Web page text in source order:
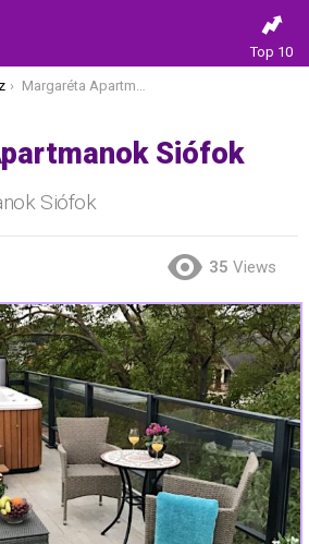
Top 10
Margaréta Apartmanok Siófok
Siófok
Siófok
35 Views